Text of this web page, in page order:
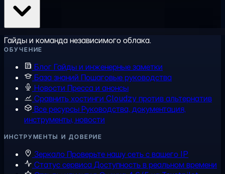
Гайды и команда независимого облака.
ОБУЧЕНИЕ
Блог Гайды и инженерные заметки
База знаний Пошаговые руководства
Новости Пресса и анонсы
Сравнить хостинги Cloudzy против альтернатив
Все ресурсыРуководства, документация,
инструменты, новости
ИНСТРУМЕНТЫ И ДОВЕРИЕ
Зеркало Проверьте нашу сеть с вашего IP
Статус сервисаДоступность в реальном времени